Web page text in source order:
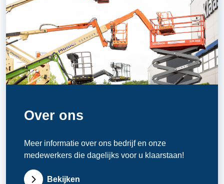
Over ons
Meer informatie over ons bedrijf en onze
medewerkers die dagelijks voor u klaarstaan!
Bekijken